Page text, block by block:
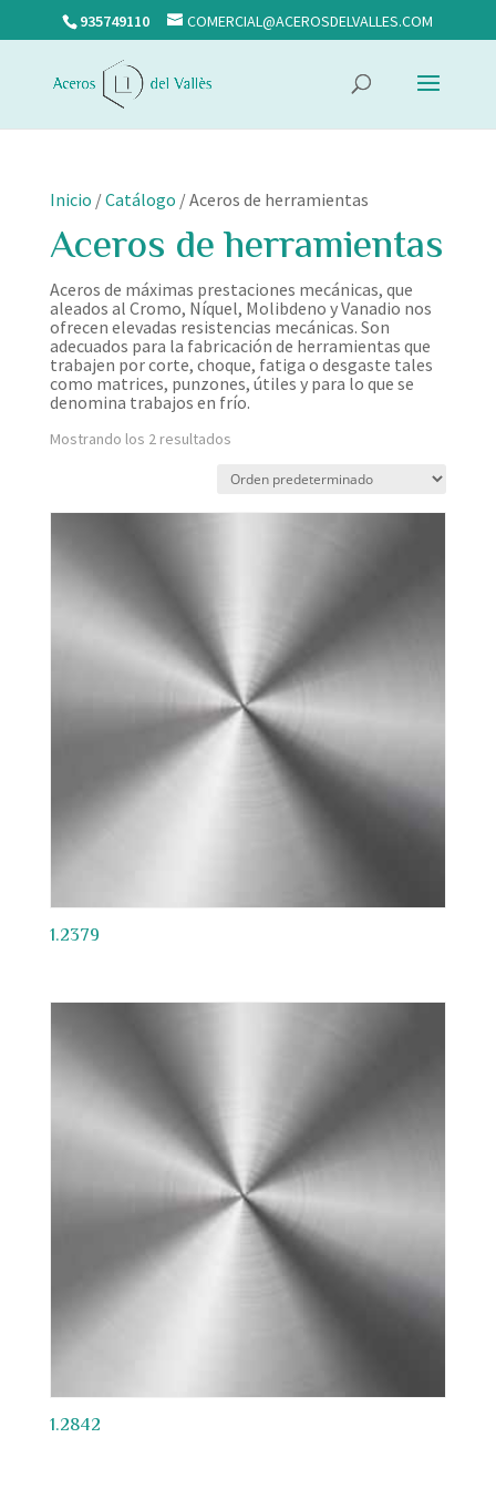
935749110 COMERCIAL@ACEROSDELVALLES.COM
Inicio /Catálogo / Aceros de herramientas
Aceros de herramientas
Aceros de máximas prestaciones mecánicas, que
aleados al Cromo, Níquel, Molibdeno y Vanadio nos
ofrecen elevadas resistencias mecánicas. Son
adecuados para la fabricación de herramientas que
trabajen por corte, choque, fatiga o desgaste tales
como matrices, punzones, útiles y para lo que se
denomina trabajos en frío.
Mostrando los 2 resultados
1.2379
1.2842